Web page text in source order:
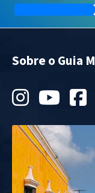
Sobre o Guia